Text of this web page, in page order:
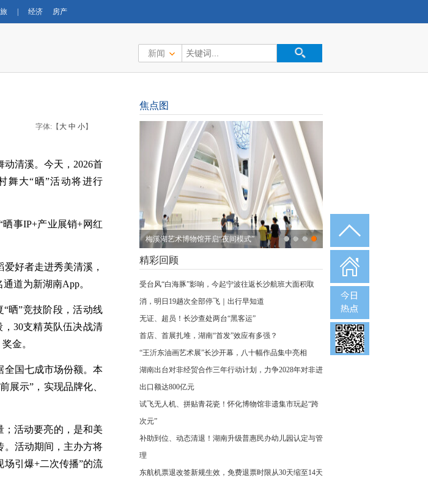
经济 房产
新闻
字体:【 大 中 小】
清溪。今天，2026首
舞大“晒”活动将进行
事IP+产业展销+网红
好者走进秀美清溪，
道为新湖南App。
晒”竞技阶段，活动线
30支精英队伍决战清
金。
全国七成市场份额。本
展示”，实现品牌化、
；活动要亮的，是和美
。活动期间，主办方将
场引爆+二次传播”的流
焦点图
梅溪湖艺术博物馆开启“夜间模式”
精彩回顾
受台风“白海豚”影响，今起宁波往返长沙航班大面积取
消，明日19趟次全部停飞｜出行早知道
无证、超员！长沙查处两台“黑客运”
首店、首展扎堆，湖南“首发”效应有多强？
“王沂东油画艺术展”长沙开幕，八十幅作品集中亮相
湖南出台对非经贸合作三年行动计划，力争2028年对非进
出口额达800亿元
试飞无人机、拼贴青花瓷！怀化博物馆非遗集市玩起“跨
次元”
补助到位、动态清退！湖南升级普惠民办幼儿园认定与管
理
东航机票退改签新规生效，免费退票时限从30天缩至14天